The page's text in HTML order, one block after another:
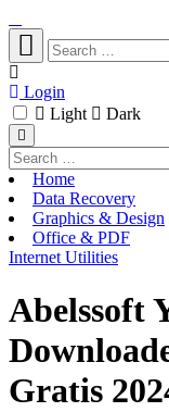
Login
Light
Dark
Home
Data Recovery
Graphics & Design
Office & PDF
Internet Utilities
Abelssoft
Gratis